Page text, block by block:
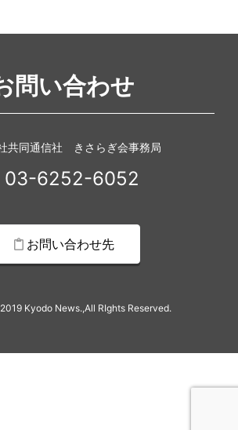
問い合わせ
共同通信社 きさらぎ会事務局
03-6252-6052
お問い合わせ先
Kyodo News.,All RIghts Reserved.